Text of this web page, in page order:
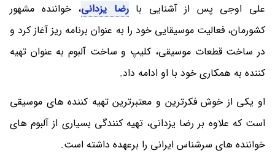
علی اوجی پس از آشنایی بارضا یزدانی، خواننده مشهور
کشورمان، فعالیت موسیقایی خود را به عنوان برنامه ریز آغاز کرد و
در ساخت قطعات موسیقی، کلیپ و ساخت آلبوم به عنوان تهیه
کننده به همکاری خود با او ادامه داد.
او یکی از خوش فکرترین و معتبرترین تهیه کننده های موسیقی
است که علاوه بر رضا یزدانی، تهیه کنندگی بسیاری از آلبوم های
خواننده های سرشناس ایرانی را برعهده داشته است.